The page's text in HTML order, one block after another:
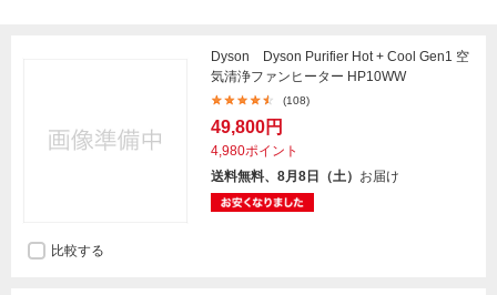
Dyson Dyson Purifier Hot + Cool Gen1 空
気清浄ファンヒーター HP10WW
(108)
49,800円
4,980ポイント
送料無料、8月8日（土） お届け
比較する